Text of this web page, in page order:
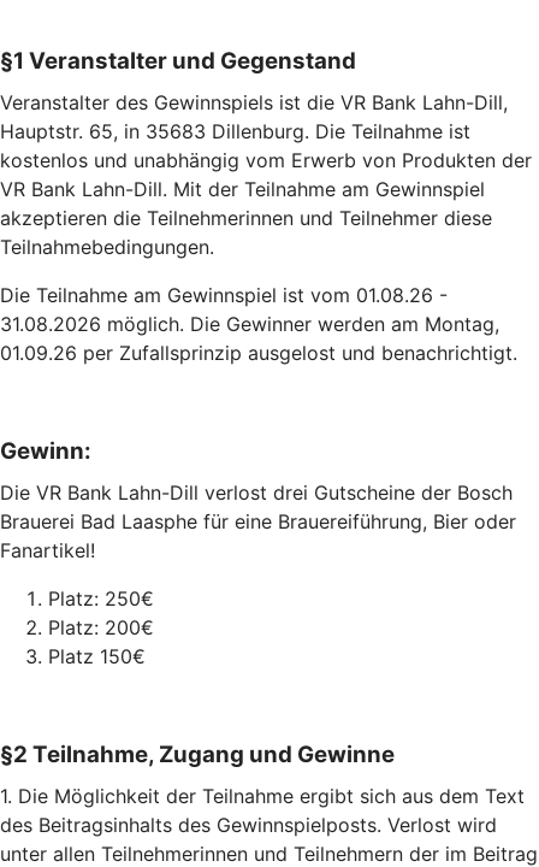
§1 Veranstalter und Gegenstand
Veranstalter des Gewinnspiels ist die VR Bank Lahn-Dill,
Hauptstr. 65, in 35683 Dillenburg. Die Teilnahme ist
kostenlos und unabhängig vom Erwerb von Produkten der
VR Bank Lahn-Dill. Mit der Teilnahme am Gewinnspiel
akzeptieren die Teilnehmerinnen und Teilnehmer diese
Teilnahmebedingungen.
Die Teilnahme am Gewinnspiel ist vom 01.08.26 -
31.08.2026 möglich. Die Gewinner werden am Montag,
01.09.26 per Zufallsprinzip ausgelost und benachrichtigt.
Gewinn:
Die VR Bank Lahn-Dill verlost drei Gutscheine der Bosch
Brauerei Bad Laasphe für eine Brauereiführung, Bier oder
Fanartikel!
Platz: 250€
Platz: 200€
Platz 150€
§2 Teilnahme, Zugang und Gewinne
1. Die Möglichkeit der Teilnahme ergibt sich aus dem Text
des Beitragsinhalts des Gewinnspielposts. Verlost wird
unter allen Teilnehmerinnen und Teilnehmern der im Beitrag